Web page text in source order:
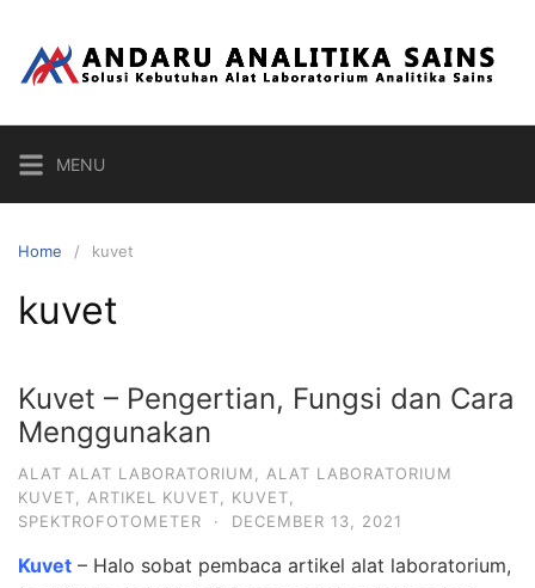
content
MENU
Home kuvet
kuvet
Kuvet – Pengertian, Fungsi dan Cara
Menggunakan
ALAT ALAT LABORATORIUM
ALAT LABORATORIUM
KUVET
ARTIKEL KUVET KUVET
SPEKTROFOTOMETER
· DECEMBER 13, 2021
Kuvet – Halo sobat pembaca artikel alat laboratorium,